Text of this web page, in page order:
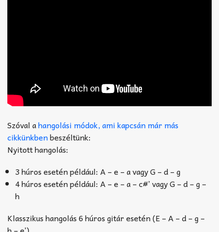
Szóval ahangolási módok, ami kapcsán már más
cikkünkbenbeszéltünk:
Nyitott hangolás:
3 húros esetén például: A – e – a vagy G – d – g
4 húros esetén például: A – e – a – c#’ vagy G – d – g –
h
Klasszikus hangolás 6 húros gitár esetén (E – A – d – g –